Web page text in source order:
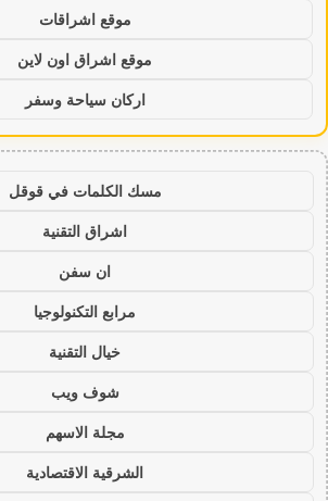
موقع اشراقات
موقع اشراق اون لاين
اركان سياحة وسفر
مسك الكلمات في قوقل
اشراق التقنية
ان سفن
مرابع التكنولوجيا
خيال التقنية
شوف ويب
مجلة الاسهم
الشرقية الاقتصادية